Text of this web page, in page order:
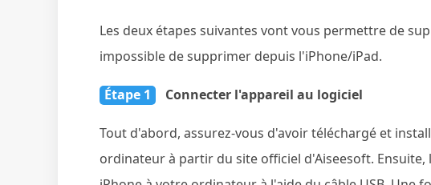
Les deux étapes suivantes vont vous permettre de
impossible de supprimer depuis l'iPhone/iPad.
Étape 1 Connecter l'appareil au logiciel
Tout d'abord, assurez-vous d'avoir téléchargé et
ordinateur à partir du site officiel d'Aiseesoft.